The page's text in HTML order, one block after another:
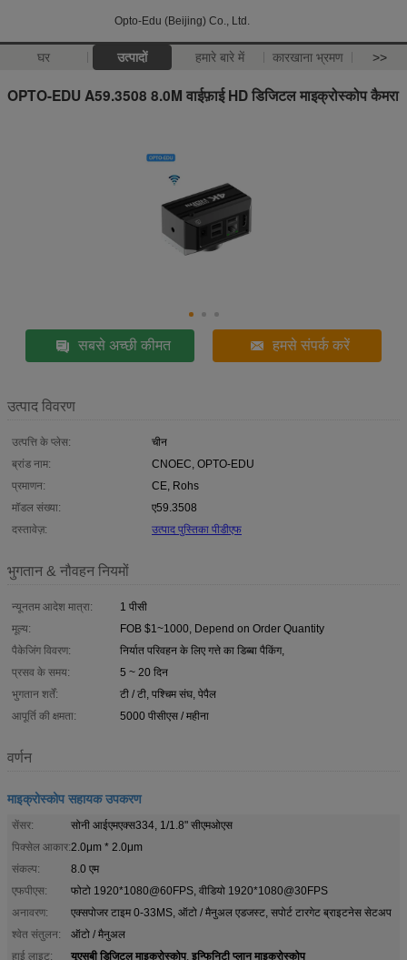
Opto-Edu (Beijing) Co., Ltd.
घर उत्पादों हमारे बारे में कारखाना भ्रमण >>
OPTO-EDU A59.3508 8.0M वाईफ़ाई HD डिजिटल माइक्रोस्कोप कैमरा
सबसे अच्छी कीमत हमसे संपर्क करें
उत्पाद विवरण
उत्पत्ति के प्लेस:
चीन
ब्रांड नाम:
CNOEC, OPTO-EDU
प्रमाणन:
CE, Rohs
मॉडल संख्या:
ए59.3508
दस्तावेज़:
उत्पाद पुस्तिका पीडीएफ
भुगतान & नौवहन नियमों
न्यूनतम आदेश मात्रा:
1 पीसी
मूल्य:
FOB $1~1000, Depend on Order Quantity
पैकेजिंग विवरण:
निर्यात परिवहन के लिए गत्ते का डिब्बा पैकिंग,
प्रसव के समय:
5 ~ 20 दिन
भुगतान शर्तें:
टी / टी, पश्चिम संघ, पेपैल
आपूर्ति की क्षमता:
5000 पीसीएस / महीना
वर्णन
माइक्रोस्कोप सहायक उपकरण
सेंसर:
सोनी आईएमएक्स334, 1/1.8" सीएमओएस
पिक्सेल आकार:2.0μm * 2.0μm
संकल्प:
8.0 एम
एफपीएस:
फोटो 1920*1080@60FPS, वीडियो 1920*1080@30FPS
अनावरण:
एक्सपोजर टाइम 0-33MS, ऑटो / मैनुअल एडजस्ट, सपोर्ट टारगेट ब्राइटनेस सेटअप
श्वेत संतुलन:
ऑटो / मैनुअल
हाई लाइट:
यूएसबी डिजिटल माइक्रोस्कोप, इन्फिनिटी प्लान माइक्रोस्कोप